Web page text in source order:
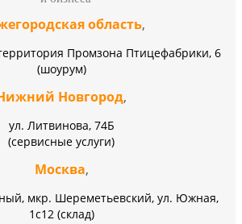
область,
Промзона Птицефабрики, 6
(шоурум)
Новгород,
ул. Литвинова, 74Б
(сервисные услуги)
Москва,
мкр. Шереметьевский, ул. Южная,
1с12 (склад)